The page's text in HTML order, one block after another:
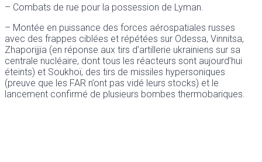
– Combats de rue pour la possession de Lyman.
– Montée en puissance des forces aérospatiales russes
avec des frappes ciblées et répétées sur Odessa, Vinnitsa,
Zhaporijjia (en réponse aux tirs d’artillerie ukrainiens sur sa
centrale nucléaire, dont tous les réacteurs sont aujourd’hui
éteints) et Soukhoï, des tirs de missiles hypersoniques
(preuve que les FAR n’ont pas vidé leurs stocks) et le
lancement confirmé de plusieurs bombes thermobariques.